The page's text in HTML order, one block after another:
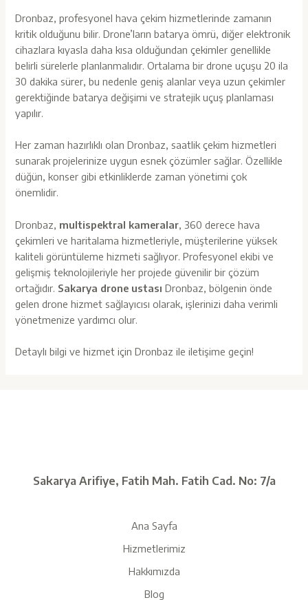
Dronbaz, profesyonel hava çekim hizmetlerinde zamanın
kritik olduğunu bilir. Drone’ların batarya ömrü, diğer elektronik
cihazlara kıyasla daha kısa olduğundan çekimler genellikle
belirli sürelerle planlanmalıdır. Ortalama bir drone uçuşu 20 ila
30 dakika sürer, bu nedenle geniş alanlar veya uzun çekimler
gerektiğinde batarya değişimi ve stratejik uçuş planlaması
yapılır.
Her zaman hazırlıklı olan Dronbaz, saatlik çekim hizmetleri
sunarak projelerinize uygun esnek çözümler sağlar. Özellikle
düğün, konser gibi etkinliklerde zaman yönetimi çok
önemlidir.
Dronbaz, multispektral kameralar , 360 derece hava
çekimlerive haritalama hizmetleriyle, müşterilerine yüksek
kaliteli görüntüleme hizmeti sağlıyor. Profesyonel ekibi ve
gelişmiş teknolojileriyle her projede güvenilir bir çözüm
ortağıdır. Sakarya drone ustası Dronbaz, bölgenin önde
gelen drone hizmet sağlayıcısı olarak, işlerinizi daha verimli
yönetmenize yardımcı olur.
Detaylı bilgi ve hizmet için Dronbaz ile iletişime geçin!
Sakarya Arifiye, Fatih Mah. Fatih Cad. No: 7/a
Ana Sayfa
Hizmetlerimiz
Hakkımızda
Blog